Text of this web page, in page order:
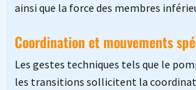
ainsi que la force des membres
Coordination et mouvements
Les gestes techniques tels que le
les transitions sollicitent la